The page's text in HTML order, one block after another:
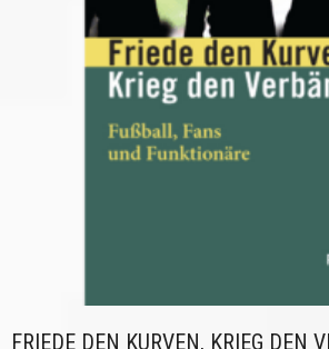
FRIEDE DEN KURVEN, KRIEG DEN